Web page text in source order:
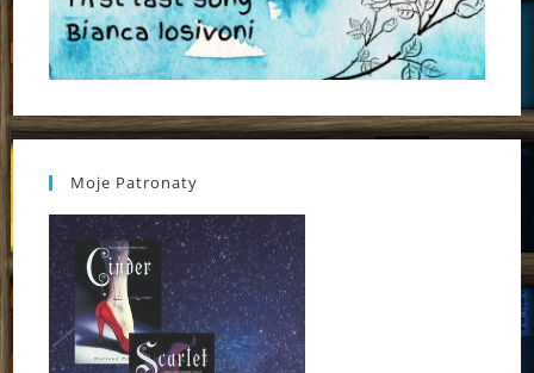
Moje Patronaty